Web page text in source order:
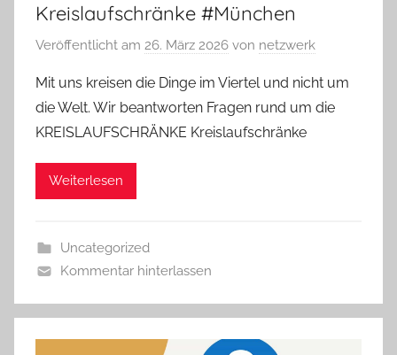
Kreislaufschränke #München
Veröffentlicht am 26. März 2026 von netzwerk
Mit uns kreisen die Dinge im Viertel und nicht um
die Welt. Wir beantworten Fragen rund um die
KREISLAUFSCHRÄNKE Kreislaufschränke
Weiterlesen
Uncategorized
Kommentar hinterlassen